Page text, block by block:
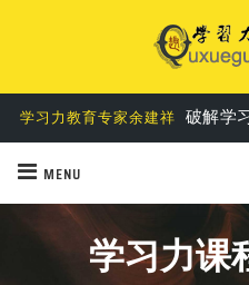
学习力六要素说 第一个
学习力教育专家余建祥 破解学
MENU
学习力课